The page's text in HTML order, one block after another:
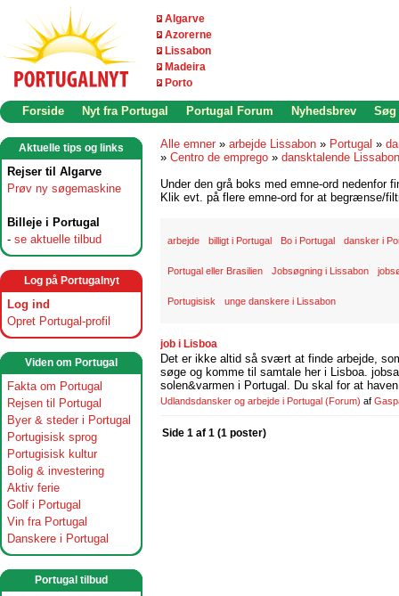
Algarve
Azorerne
Lissabon
Madeira
Porto
Forside Nyt fra Portugal Portugal Forum Nyhedsbrev Søg
Aktuelle tips og links
Rejser til Algarve
Prøv ny søgemaskine
Billeje i Portugal
- se aktuelle tilbud
Log på Portugalnyt
Log ind
Opret Portugal-profil
Viden om Portugal
Fakta om Portugal
Rejsen til Portugal
Byer & steder i Portugal
Portugisisk sprog
Portugisisk kultur
Bolig & investering
Aktiv ferie
Golf i Portugal
Vin fra Portugal
Danskere i Portugal
Portugal tilbud
Alle emner » arbejde Lissabon » Portugal »
» Centro de emprego » dansktalende Lissabon
Under den grå boks med emne-ord nedenfor
Klik evt. på flere emne-ord for at begrænse/
arbejde billigt i Portugal Bo i Portugal dansker i
Portugal eller Brasilien Jobsøgning i Lissabon
Portugisisk unge danskere i Lissabon
job i Lisboa
Det er ikke altid så svært at finde arbejde,
søge og komme til samtale her i Lisboa.
solen&varmen i Portugal. Du skal for at
Udlandsdansker og arbejde i Portugal (Forum) af
Side 1 af 1 (1 poster)